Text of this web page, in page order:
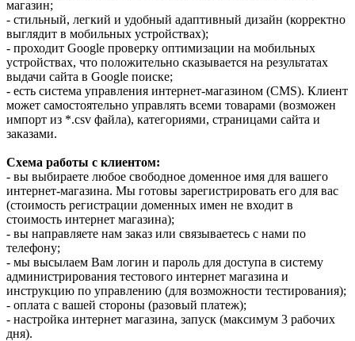
магазин;
- стильный, легкий и удобный адаптивный дизайн (корректно
выглядит в мобильных устройствах);
- проходит Google проверку оптимизации на мобильных
устройствах, что положительно сказывается на результатах
выдачи сайта в Google поиске;
- есть система управления интернет-магазином (CMS). Клиент
может самостоятельно управлять всеми товарами (возможен
импорт из *.csv файла), категориями, страницами сайта и
заказами.
Схема работы с клиентом:
- вы выбираете любое свободное доменное имя для вашего
интернет-магазина. Мы готовы зарегистрировать его для вас
(стоимость регистрации доменных имен не входит в
стоимость интернет магазина);
- вы направляете нам заказ или связываетесь с нами по
телефону;
- мы высылаем Вам логин и пароль для доступа в систему
администрирования тестового интернет магазина и
инструкцию по управлению (для возможности тестирования);
- оплата с вашей стороны (разовый платеж);
- настройка интернет магазина, запуск (максимум 3 рабочих
дня).